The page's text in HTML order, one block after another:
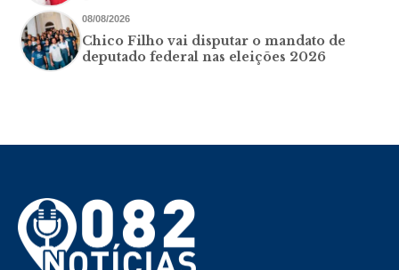
08/08/2026
Chico Filho vai disputar o mandato de
deputado federal nas eleições 2026